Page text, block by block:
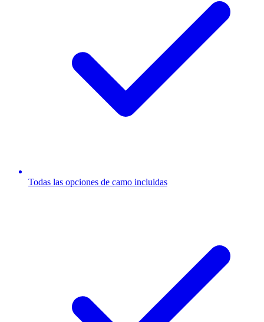
Todas las opciones de camo incluidas